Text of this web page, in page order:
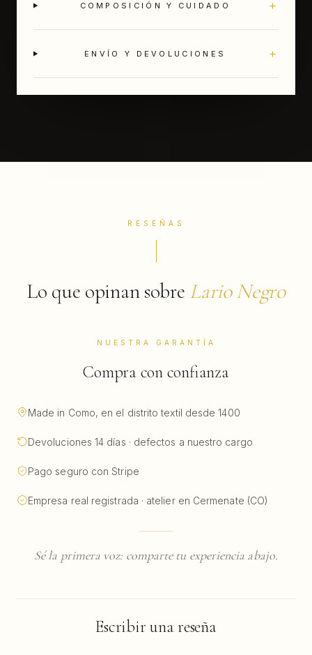
COMPOSICIÓN Y CUIDADO +
ENVÍO Y DEVOLUCIONES +
RESEÑAS
Lo que opinan sobre Lario Negro
NUESTRA GARANTÍA
Compra con confianza
Made in Como, en el distrito textil desde 1400
Devoluciones 14 días · defectos a nuestro cargo
Pago seguro con Stripe
Empresa real registrada · atelier en Cermenate (CO)
Sé la primera voz: comparte tu experiencia abajo.
Escribir una reseña